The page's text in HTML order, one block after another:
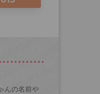
んの名前や